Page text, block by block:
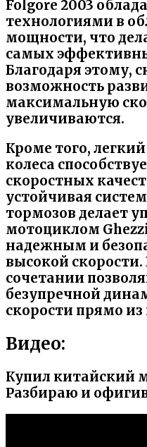
Folgore 2003
технологиями в
мощности, что
самых
Благодаря этому,
возможность
максимальную
увеличиваются.
Кроме того,
колеса
скоростных
устойчивая
тормозов делает
мотоциклом
надежным и
высокой
сочетании
безупречной
скорости прямо
Видео:
Купил китайский
Разбираю и